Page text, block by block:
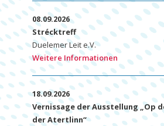
08.09.2026
Strécktreff
Duelemer Leit e.V.
Weitere Informationen
18.09.2026
Vernissage der Ausstellung „Op
der Atertlinn“